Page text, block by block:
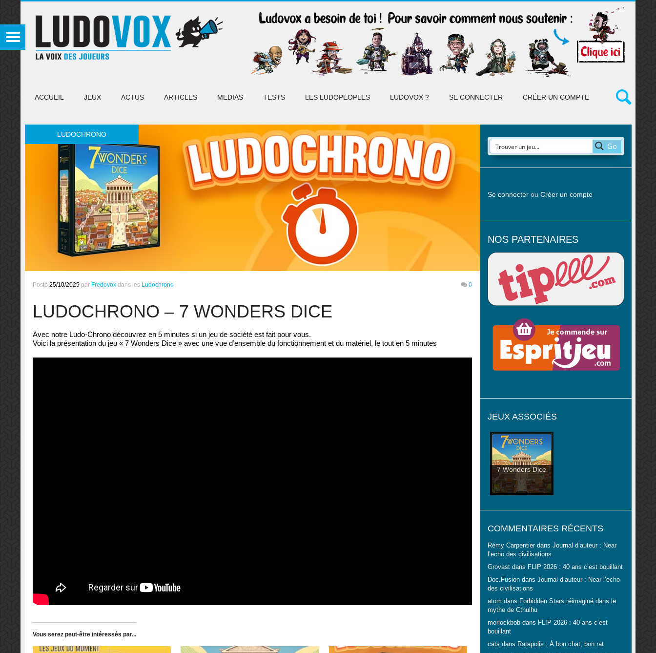
ACCUEIL JEUX ACTUS ARTICLES MEDIAS TESTS LES LUDOPEOPLES LUDOVOX ? SE CONNECTER CRÉER UN COMPTE
LUDOCHRONO
Posté 25/10/2025 par Fredovox dans les Ludochrono 0
LUDOCHRONO – 7 WONDERS DICE
Avec notre Ludo-Chrono découvrez en 5 minutes si un jeu de société est fait pour vous.
Voici la présentation du jeu « 7 Wonders Dice » avec une vue d’ensemble du fonctionnement et du matériel, le tout en 5 minutes
Vous serez peut-être intéressés par...
Go
Se connecterou Créer un compte
NOS PARTENAIRES
JEUX ASSOCIÉS
7 Wonders Dice
COMMENTAIRES RÉCENTS
Rémy Carpentierdans Journal d’auteur : Near
l’echo des civilisations
Grovastdans FLIP 2026 : 40 ans c’est bouillant
Doc.Fusiondans Journal d’auteur : Near l’echo
des civilisations
atom dans Forbidden Stars réimaginé dans le
mythe de Cthulhu
morlockbobdans FLIP 2026 : 40 ans c’est
bouillant
cats dans Ratapolis : À bon chat, bon rat